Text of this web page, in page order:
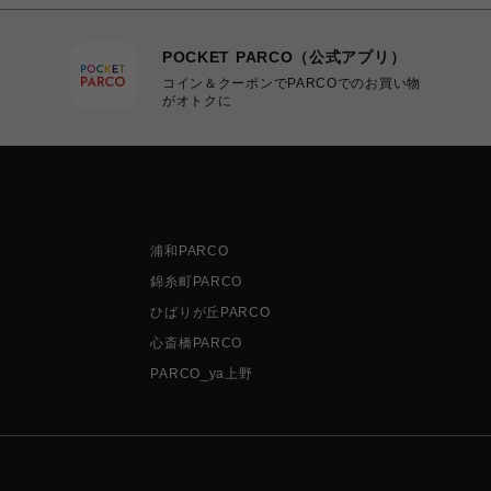
POCKET PARCO（公式アプリ）
コイン＆クーポンでPARCOでのお買い物
がオトクに
浦和PARCO
錦糸町PARCO
ひばりが丘PARCO
心斎橋PARCO
PARCO_ya上野